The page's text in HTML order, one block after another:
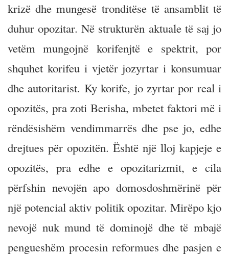
krizë dhe mungesë tronditëse të ansamblit të
duhur opozitar. Në strukturën aktuale të saj jo
vetëm mungojnë korifenjtë e spektrit, por
shquhet korifeu i vjetër jozyrtar i konsumuar
dhe autoritarist. Ky korife, jo zyrtar por real i
opozitës, pra zoti Berisha, mbetet faktori më i
rëndësishëm vendimmarrës dhe pse jo, edhe
drejtues për opozitën. Është një lloj kapjeje e
opozitës, pra edhe e opozitarizmit, e cila
përfshin nevojën apo domosdoshmërinë për
një potencial aktiv politik opozitar. Mirëpo kjo
nevojë nuk mund të dominojë dhe të mbajë
pengueshëm procesin reformues dhe pasjen e